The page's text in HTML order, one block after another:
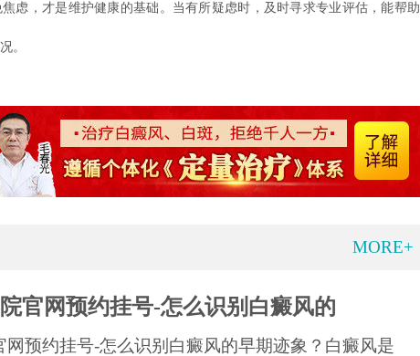
虑，才是维护健康的基础。当有所疑虑时，及时寻求专业评估，能帮助
。
MORE+
官网预约挂号-怎么识别白癜风的
网预约挂号-怎么识别白癜风的早期迹象？白癜风是